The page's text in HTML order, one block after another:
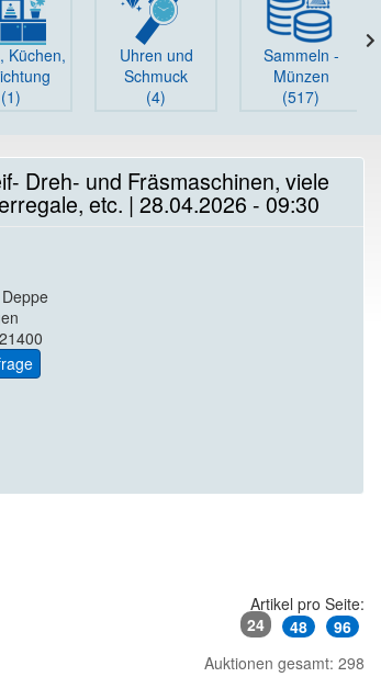
Küchen,
(1)
Uhren und
Schmuck
(4)
Sammeln -
Münzen
(517)
Dreh- und Fräsmaschinen, viele
etc. | 28.04.2026 - 09:30
Artikel pro Seite:
24
48
96
Auktionen gesamt: 298